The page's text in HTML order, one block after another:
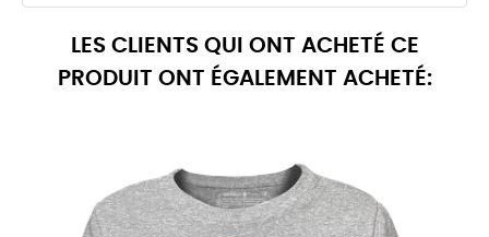
LES CLIENTS QUI ONT ACHETÉ CE
PRODUIT ONT ÉGALEMENT ACHETÉ: